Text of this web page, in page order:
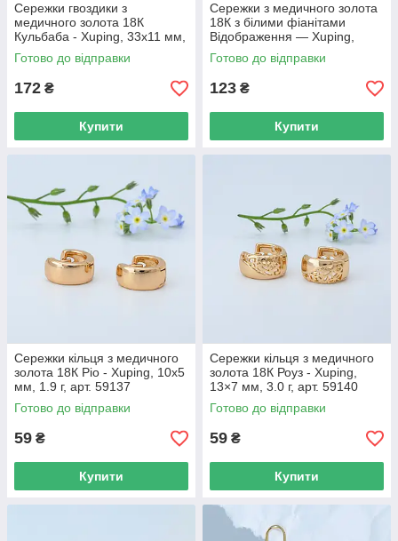
Сережки гвоздики з
медичного золота 18К
Кульбаба - Xuping, 33х11 мм,
8 г, арт. 59404
Готово до відправки
172 ₴
Купити
Сережки з медичного золота
18К з білими фіанітами
Відображення — Xuping,
15×9 мм, 2.8 г, арт. 59402
Готово до відправки
123 ₴
Купити
Сережки кільця з медичного
золота 18К Ріо - Xuping, 10х5
мм, 1.9 г, арт. 59137
Готово до відправки
59 ₴
Купити
Сережки кільця з медичного
золота 18К Роуз - Xuping,
13×7 мм, 3.0 г, арт. 59140
Готово до відправки
59 ₴
Купити